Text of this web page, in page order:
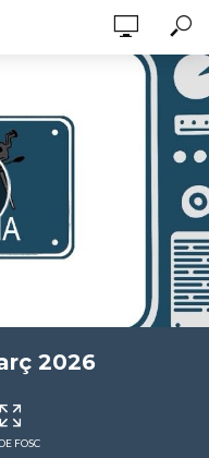
2026
FOSC